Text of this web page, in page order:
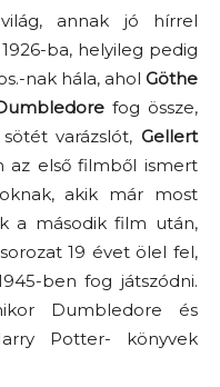
annak jó hírrel
1926-ba, helyileg pedig
nak hála, ahol Göthe
fog össze,
varázslót, Gellert
az első filmből ismert
akik már most
a második film után,
19 évet ölel fel,
ben fog játszódni.
Dumbledore és
Potter- könyvek